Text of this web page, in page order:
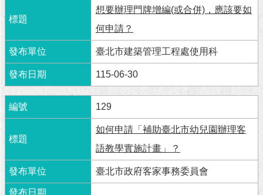
彙
台
北
通
陳
情
系
統
公
民
參
想要辦理門牌增編(或合併)，應該要如
何申請？
臺北市建築管理工程處使用科
115-06-30
129
如何申請「補助臺北市幼兒園辦理客
語教學實施計畫」？
臺北市政府客家事務委員會